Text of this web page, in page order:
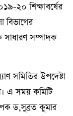
২০ শিক্ষাবর্ষের
বিভাগের
সাধারণ সম্পাদক
সমিতির উপদেষ্টা
এ সময় কমিটি
ড,সুব্রত কুমার